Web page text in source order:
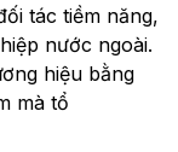
tác tiềm năng,
nước ngoài.
hiệu bằng
mà tổ